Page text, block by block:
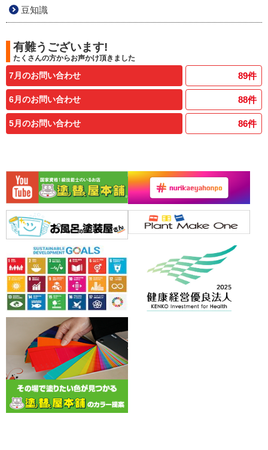
豆知識
有難うございます!
たくさんの方からお声かけ頂きました
7月のお問い合わせ 89件
6月のお問い合わせ 88件
5月のお問い合わせ 86件